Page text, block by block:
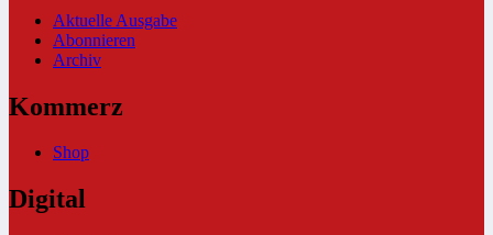
Aktuelle Ausgabe
Abonnieren
Archiv
Kommerz
Shop
Digital